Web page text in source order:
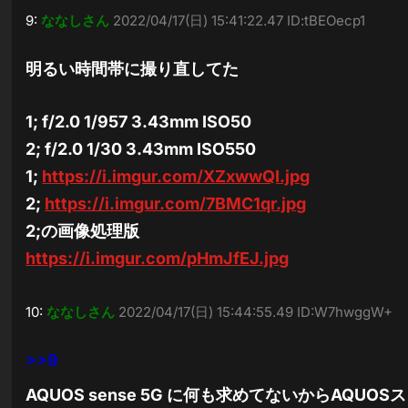
9: ななしさん 2022/04/17(日) 15:41:22.47 ID:tBEOecp1
明るい時間帯に撮り直してた
1; f/2.0 1/957 3.43mm ISO50
2; f/2.0 1/30 3.43mm ISO550
1; https://i.imgur.com/XZxwwQI.jpg
2; https://i.imgur.com/7BMC1qr.jpg
2;の画像処理版
https://i.imgur.com/pHmJfEJ.jpg
10: ななしさん 2022/04/17(日) 15:44:55.49 ID:W7hwggW+
>>9
AQUOS sense 5G に何も求めてないからAQUOSス